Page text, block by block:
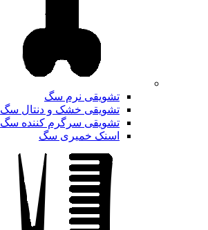
تشویقی نرم سگ
تشویقی خشک و دنتال سگ
تشویقی سرگرم کننده سگ
اسنک خمیری سگ